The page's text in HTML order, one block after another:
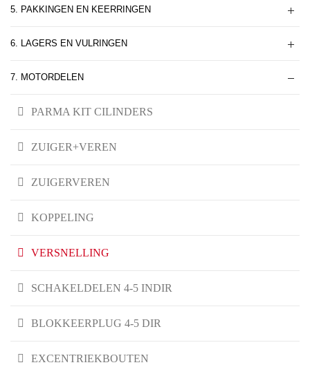
5. PAKKINGEN EN KEERRINGEN
6. LAGERS EN VULRINGEN
7. MOTORDELEN
PARMA KIT CILINDERS
ZUIGER+VEREN
ZUIGERVEREN
KOPPELING
VERSNELLING
SCHAKELDELEN 4-5 INDIR
BLOKKEERPLUG 4-5 DIR
EXCENTRIEKBOUTEN